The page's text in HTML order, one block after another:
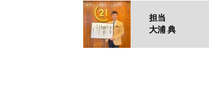
担当
大浦 典